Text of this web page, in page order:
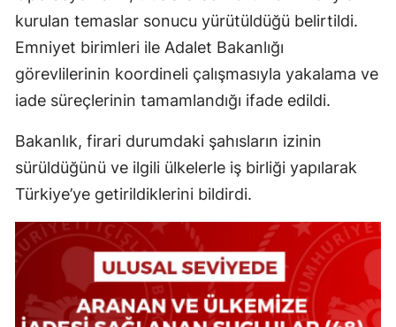
kurulan temaslar sonucu yürütüldüğü belirtildi.
Emniyet birimleri ile Adalet Bakanlığı
görevlilerinin koordineli çalışmasıyla yakalama ve
iade süreçlerinin tamamlandığı ifade edildi.
Bakanlık, firari durumdaki şahısların izinin
sürüldüğünü ve ilgili ülkelerle iş birliği yapılarak
Türkiye’ye getirildiklerini bildirdi.